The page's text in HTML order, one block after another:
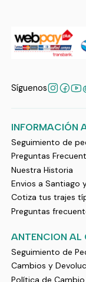
Síguenos
INFORMACIÓN
Seguimiento de
Preguntas
Nuestra Historia
Envios a Santiago
Cotiza tus trajes
Preguntas
ANTENCION AL
Seguimiento de
Cambios y
Política de